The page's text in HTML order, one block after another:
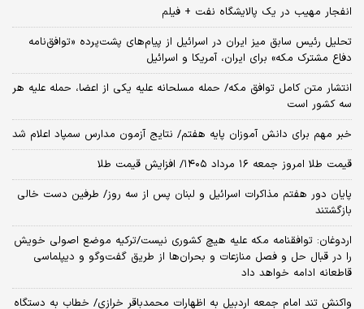
انفجار مهیب در یک پالایشگاه نفت + فیلم
تحلیل رئیس سابق میز ایران در اسرائیل از پیام‌های پشت‌پرده «توافق‌نامه
دفاع مشترک مکه» برای ایران، آمریکا و اسرائیل
انتشار متن کامل توافق مکه/ حمله مسلحانه علیه یکی از اعضا، حمله علیه هر
سه کشور است
خبر مهم برای دانش آموزان پایه هفتم/ نتایج آزمون مدارس سمپاد اعلام شد
قیمت طلا امروز جمعه ۱۶ مرداد ۱۴۰۵/ افزایش قیمت طلا
پایان دور هفتم مذاکرات اسرائیل و لبنان پس از سه روز/ طرفین دست خالی
بازگشتند
اردوغان: توافقنامه مکه علیه هیچ کشوری نیست/ترکیه موضع اصولی خویش
را در قبال حل و فصل منازعات و بحران‌ها از طریق گفت‌وگو و دیپلماسی
قاطعانه ادامه خواهد داد
واکنش تند امام جمعه اردبیل به اظهارات محمدباقر خرازی/ خطاب به دستگاه